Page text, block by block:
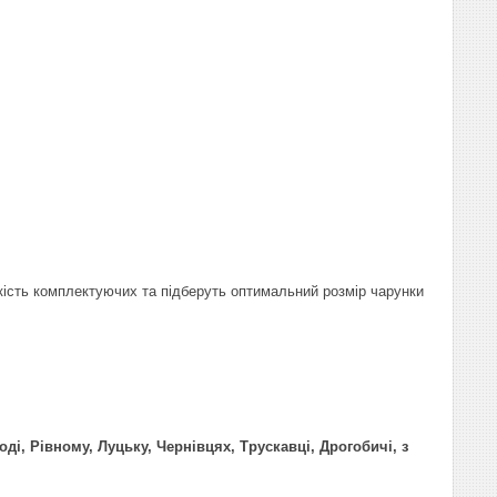
комплектуючих та підберуть оптимальний розмір чарунки
Рівному, Луцьку, Чернівцях, Трускавці, Дрогобичі, з